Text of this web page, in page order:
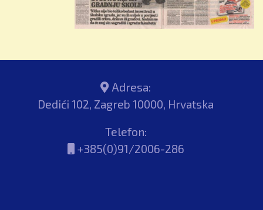
E-mail:
info@britishschool.hr
#stem #bisz
#osnovnaskola
#znanostzadjecu
#ucenjekrozigru
#kritičkorazmišljanje
Adresa:
Dedići 102, Zagreb 10000, Hrvatska
Telefon:
+385(0)91/2006-286